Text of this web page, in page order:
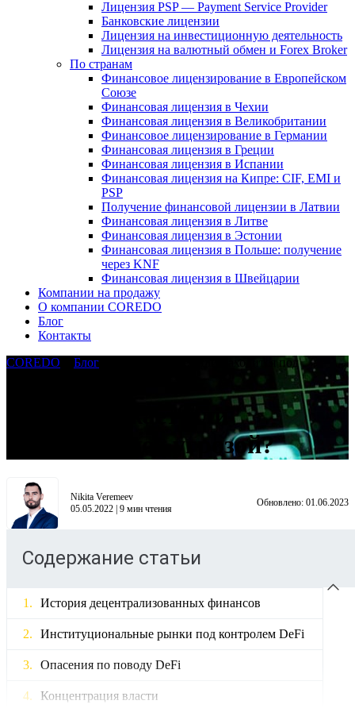
Лицензия PSP — Payment Service Provider
Банковские лицензии
Лицензия на инвестиционную деятельность
Лицензия на валютный обмен и Forex Broker
По странам
Финансовое лицензирование в Европейском
Союзе
Финансовая лицензия в Чехии
Финансовая лицензия в Великобритании
Финансовое лицензирование в Германии
Финансовая лицензия в Греции
Финансовая лицензия в Испании
Финансовая лицензия на Кипре: CIF, EMI и
PSP
Получение финансовой лицензии в Латвии
Финансовая лицензия в Литве
Финансовая лицензия в Эстонии
Финансовая лицензия в Польше: получение
через KNF
Финансовая лицензия в Швейцарии
Компании на продажу
О компании COREDO
Блог
Контакты
COREDO
Блог
DeFi: угрожает или находится под
DeFi: угрожает или
находится под угрозой?
Nikita Veremeev
05.05.2022 | 9 мин чтения
Обновлено: 01.06.2023
Содержание статьи
История децентрализованных финансов
Институциональные рынки под контролем DeFi
Опасения по поводу DeFi
Концентрация власти